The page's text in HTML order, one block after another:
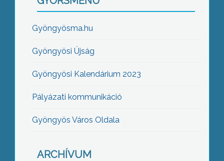
Gyöngyösma.hu
Gyöngyösi Újság
Gyöngyösi Kalendárium 2023
Pályázati kommunikáció
Gyöngyös Város Oldala
ARCHÍVUM